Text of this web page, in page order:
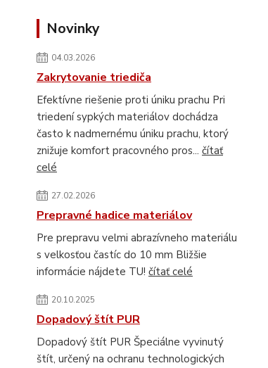
Novinky
04.03.2026
Zakrytovanie triediča
Efektívne riešenie proti úniku prachu Pri
triedení sypkých materiálov dochádza
často k nadmernému úniku prachu, ktorý
znižuje komfort pracovného pros... čítať
celé
27.02.2026
Prepravné hadice materiálov
Pre prepravu velmi abrazívneho materiálu
s velkosťou častíc do 10 mm Bližšie
informácie nájdete TU! čítať celé
20.10.2025
Dopadový štít PUR
Dopadový štít PUR Špeciálne vyvinutý
štít, určený na ochranu technologických